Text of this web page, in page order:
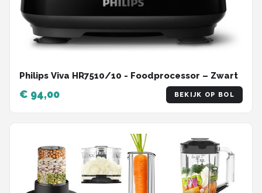
Philips Viva HR7510/10 - Foodprocessor – Zwart
€ 94,00 BEKIJK OP BOL